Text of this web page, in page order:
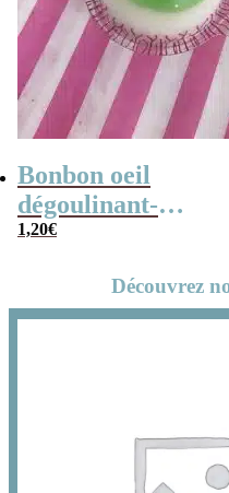
Bonbon oeil
dégoulinant-
Bonbons
1,20€
Découvrez